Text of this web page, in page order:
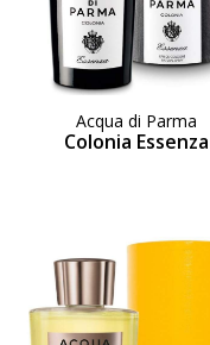
Acqua di Parma
Colonia Essenza